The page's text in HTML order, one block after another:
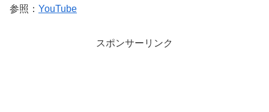
参照： YouTube
スポンサーリンク